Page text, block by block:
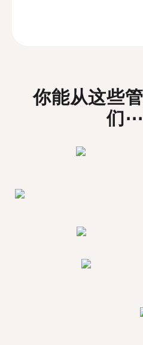
你能从这些
们